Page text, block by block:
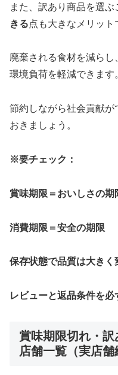
また、訳あり商品を選ぶ
きる点も大きなメリット
廃棄される食材を減ら
環境負荷を軽減できます
節約しながら社会貢献が
おきましょう。
※要チェック：
賞味期限＝おいしさの期
消費期限＝安全の期限
保存状態で品質は大きく
レビューと返品条件を必
賞味期限切れ・
店舗一覧（実店舗